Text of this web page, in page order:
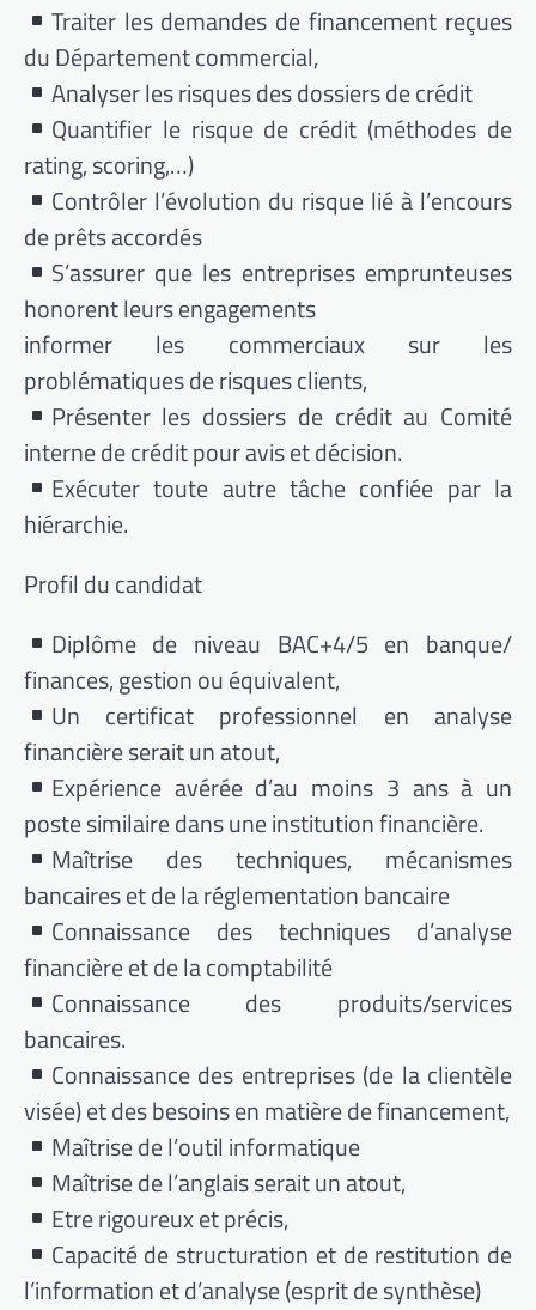
Traiter les demandes de financement reçues
du Département commercial,
Analyser les risques des dossiers de crédit
Quantifier le risque de crédit (méthodes de
rating, scoring,…)
Contrôler l’évolution du risque lié à l’encours
de prêts accordés
S’assurer que les entreprises emprunteuses
honorent leurs engagements
informer les commerciaux sur les
problématiques de risques clients,
Présenter les dossiers de crédit au Comité
interne de crédit pour avis et décision.
Exécuter toute autre tâche confiée par la
hiérarchie.
Profil du candidat
Diplôme de niveau BAC+4/5 en banque/
finances, gestion ou équivalent,
Un certificat professionnel en analyse
financière serait un atout,
Expérience avérée d’au moins 3 ans à un
poste similaire dans une institution financière.
Maîtrise des techniques, mécanismes
bancaires et de la réglementation bancaire
Connaissance des techniques d’analyse
financière et de la comptabilité
Connaissance des produits/services
bancaires.
Connaissance des entreprises (de la clientèle
visée) et des besoins en matière de financement,
Maîtrise de l’outil informatique
Maîtrise de l’anglais serait un atout,
Etre rigoureux et précis,
Capacité de structuration et de restitution de
l’information et d’analyse (esprit de synthèse)